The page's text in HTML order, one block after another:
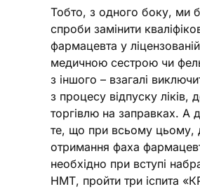
Тобто, з одного боку, ми
спроби замінити
фармацевта у ліцензованій
медичною сестрою чи
з іншого – взагалі
з процесу відпуску ліків,
торгівлю на заправках. А
те, що при всьому цьому,
отримання фаха
необхідно при вступі
НМТ, пройти три іспита